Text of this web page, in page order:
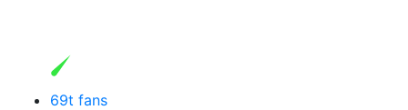
69t fans